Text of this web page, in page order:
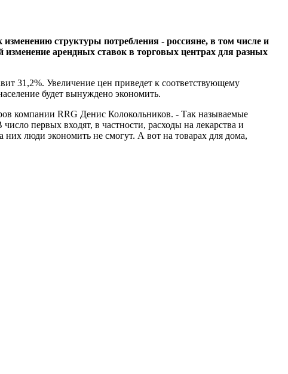
структуры потребления - россияне, в том числе и
изменение арендных ставок в торговых центрах для разных
31,2%. Увеличение цен приведет к соответствующему
будет вынуждено экономить.
компании RRG Денис Колокольников. - Так называемые
первых входят, в частности, расходы на лекарства и
люди экономить не смогут. А вот на товарах для дома,